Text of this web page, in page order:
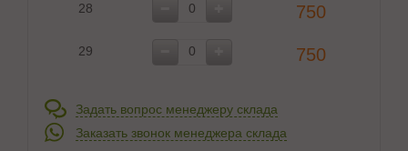
28
29
750
750
Задать вопрос менеджеру склада
Заказать звонок менеджера склада